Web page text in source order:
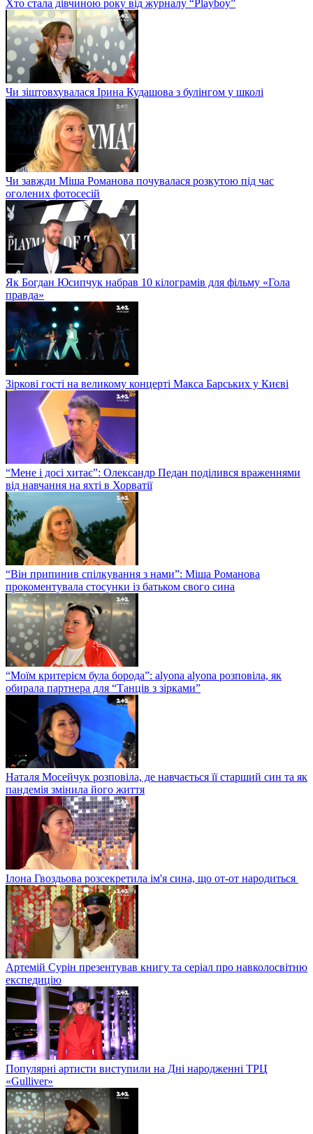
Хто стала дівчиною року від журналу “Playboy”
Чи зіштовхувалася Ірина Кудашова з булінгом у школі
Чи завжди Міша Романова почувалася розкутою під час
оголених фотосесій
Як Богдан Юсипчук набрав 10 кілограмів для фільму «Гола
правда»
Зіркові гості на великому концерті Макса Барських у Києві
“Мене і досі хитає”: Олександр Педан поділився враженнями
від навчання на яхті в Хорватії
“Він припинив спілкування з нами”: Міша Романова
прокоментувала стосунки із батьком свого сина
“Моїм критерієм була борода”: alyona alyona розповіла, як
обирала партнера для “Танців з зірками”
Наталя Мосейчук розповіла, де навчається її старший син та як
пандемія змінила його життя
Ілона Гвоздьова розсекретила ім'я сина, що от-от народиться
Артемій Сурін презентував книгу та серіал про навколосвітню
експедицію
Популярні артисти виступили на Дні народженні ТРЦ
«Gulliver»